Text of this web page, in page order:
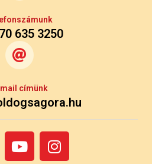
635 3250
mail címünk